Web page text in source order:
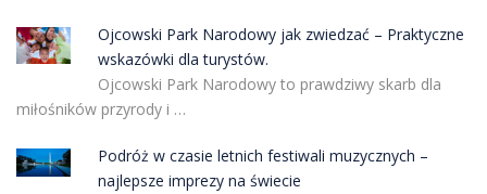
Ojcowski Park Narodowy jak zwiedzać – Praktyczne
wskazówki dla turystów.
Ojcowski Park Narodowy to prawdziwy skarb dla
miłośników przyrody i …
Podróż w czasie letnich festiwali muzycznych –
najlepsze imprezy na świecie